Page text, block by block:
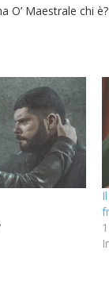
O’ Maestrale chi è?